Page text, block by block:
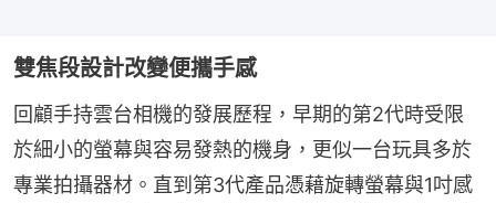
雙焦段設計改變便攜手感
回顧手持雲台相機的發展歷程，早期的第2代時受限
於細小的螢幕與容易發熱的機身，更似一台玩具多於
專業拍攝器材。直到第3代產品憑藉旋轉螢幕與1吋感